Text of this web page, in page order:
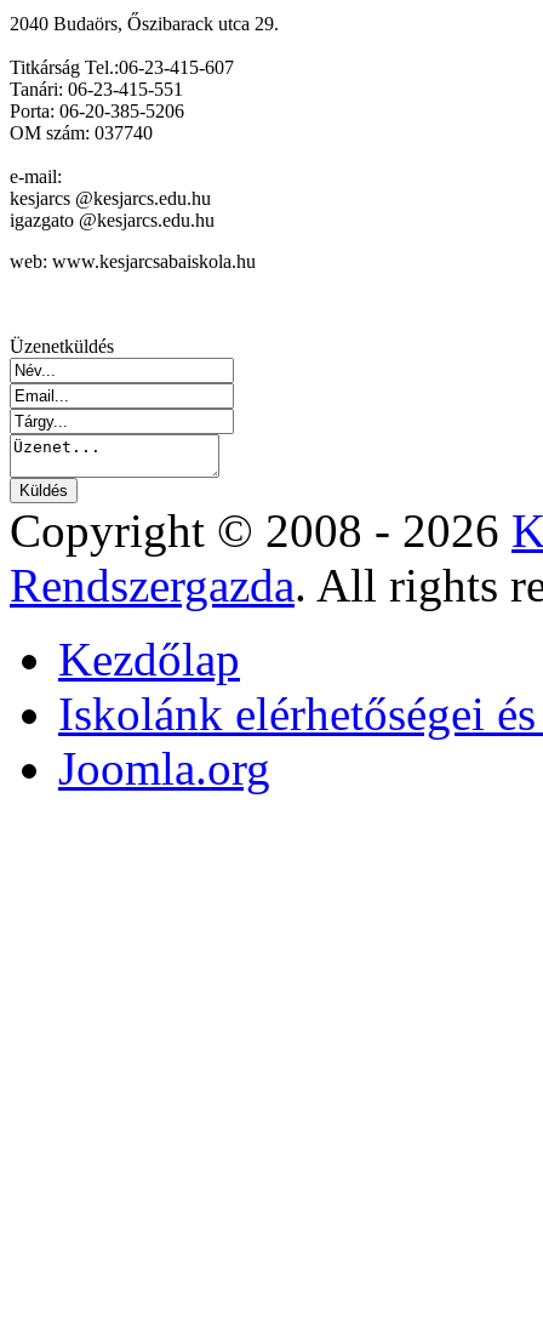
2040 Budaörs, Őszibarack utca 29.
Titkárság Tel.:06-23-415-607
Tanári: 06-23-415-551
Porta: 06-20-385-5206
OM szám: 037740
e-mail:
kesjarcs @kesjarcs.edu.hu
igazgato @kesjarcs.edu.hu
web: www.kesjarcsabaiskola.hu
Üzenetküldés
Copyright © 2008 - 2026
Rendszergazda. All rights
Kezdőlap
Iskolánk elérhetőségei
Joomla.org